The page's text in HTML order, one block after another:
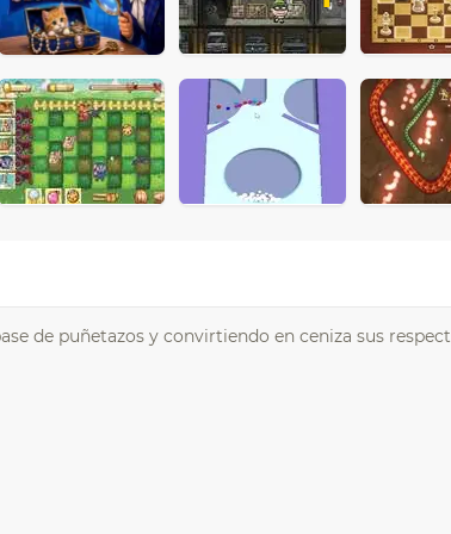
de puñetazos y convirtiendo en ceniza sus